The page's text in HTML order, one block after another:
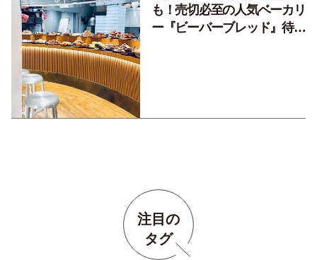
も！売切必至の人気ベーカリ
ー『ビーバーブレッド』待望
注目の
タグ